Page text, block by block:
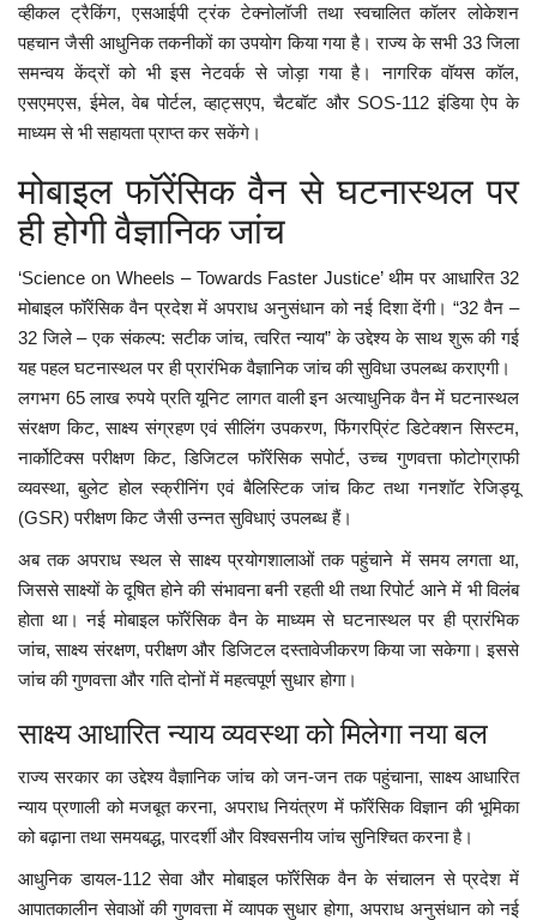
व्हीकल ट्रैकिंग, एसआईपी ट्रंक टेक्नोलॉजी तथा स्वचालित कॉलर लोकेशन
पहचान जैसी आधुनिक तकनीकों का उपयोग किया गया है। राज्य के सभी 33 जिला
समन्वय केंद्रों को भी इस नेटवर्क से जोड़ा गया है। नागरिक वॉयस कॉल,
एसएमएस, ईमेल, वेब पोर्टल, व्हाट्सएप, चैटबॉट और SOS-112 इंडिया ऐप के
माध्यम से भी सहायता प्राप्त कर सकेंगे।
मोबाइल फॉरेंसिक वैन से घटनास्थल पर
ही होगी वैज्ञानिक जांच
‘Science on Wheels – Towards Faster Justice’ थीम पर आधारित 32
मोबाइल फॉरेंसिक वैन प्रदेश में अपराध अनुसंधान को नई दिशा देंगी। “32 वैन –
32 जिले – एक संकल्प: सटीक जांच, त्वरित न्याय” के उद्देश्य के साथ शुरू की गई
यह पहल घटनास्थल पर ही प्रारंभिक वैज्ञानिक जांच की सुविधा उपलब्ध कराएगी।
लगभग 65 लाख रुपये प्रति यूनिट लागत वाली इन अत्याधुनिक वैन में घटनास्थल
संरक्षण किट, साक्ष्य संग्रहण एवं सीलिंग उपकरण, फिंगरप्रिंट डिटेक्शन सिस्टम,
नार्कोटिक्स परीक्षण किट, डिजिटल फॉरेंसिक सपोर्ट, उच्च गुणवत्ता फोटोग्राफी
व्यवस्था, बुलेट होल स्क्रीनिंग एवं बैलिस्टिक जांच किट तथा गनशॉट रेजिड्यू
(GSR) परीक्षण किट जैसी उन्नत सुविधाएं उपलब्ध हैं।
अब तक अपराध स्थल से साक्ष्य प्रयोगशालाओं तक पहुंचाने में समय लगता था,
जिससे साक्ष्यों के दूषित होने की संभावना बनी रहती थी तथा रिपोर्ट आने में भी विलंब
होता था। नई मोबाइल फॉरेंसिक वैन के माध्यम से घटनास्थल पर ही प्रारंभिक
जांच, साक्ष्य संरक्षण, परीक्षण और डिजिटल दस्तावेजीकरण किया जा सकेगा। इससे
जांच की गुणवत्ता और गति दोनों में महत्वपूर्ण सुधार होगा।
साक्ष्य आधारित न्याय व्यवस्था को मिलेगा नया बल
राज्य सरकार का उद्देश्य वैज्ञानिक जांच को जन-जन तक पहुंचाना, साक्ष्य आधारित
न्याय प्रणाली को मजबूत करना, अपराध नियंत्रण में फॉरेंसिक विज्ञान की भूमिका
को बढ़ाना तथा समयबद्ध, पारदर्शी और विश्वसनीय जांच सुनिश्चित करना है।
आधुनिक डायल-112 सेवा और मोबाइल फॉरेंसिक वैन के संचालन से प्रदेश में
आपातकालीन सेवाओं की गुणवत्ता में व्यापक सुधार होगा, अपराध अनुसंधान को नई